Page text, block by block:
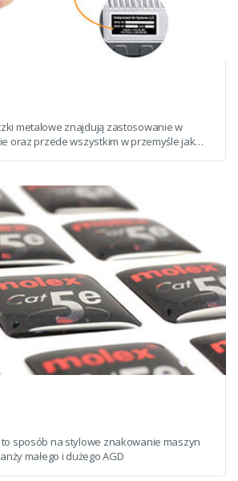
metalowe znajdują zastosowanie w
to sposób na stylowe znakowanie maszyn
branży małego i dużego AGD